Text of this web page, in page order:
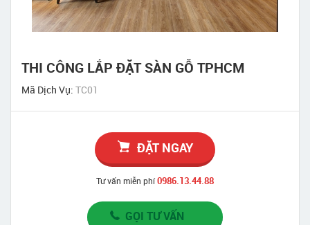
THI CÔNG LẮP ĐẶT SÀN GỖ TPHCM
Mã Dịch Vụ: TC01
ĐẶT NGAY
Tư vấn miễn phí0986.13.44.88
GỌI TƯ VẤN